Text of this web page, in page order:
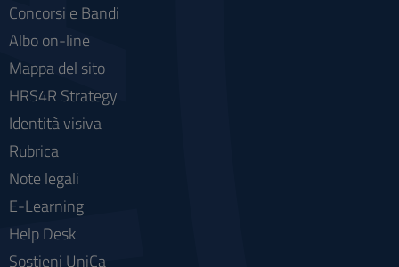
Concorsi e Bandi
Albo on-line
Mappa del sito
HRS4R Strategy
Identità visiva
Rubrica
Note legali
E-Learning
Help Desk
Sostieni UniCa